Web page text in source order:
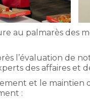
au palmarès des
l’évaluation de
des affaires et
et le maintien
: